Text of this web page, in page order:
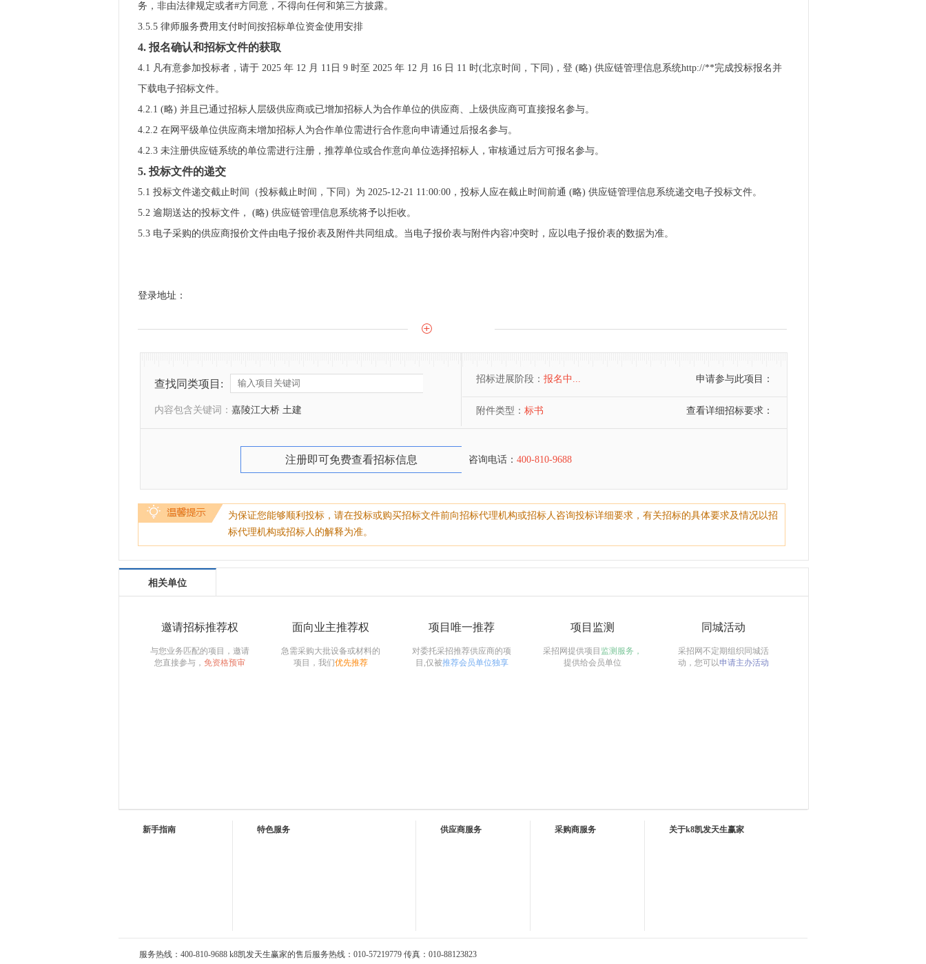
务，非由法律规定或者#方同意，不得向任何和第三方披露。
3.5.5 律师服务费用支付时间按招标单位资金使用安排
4. 报名确认和招标文件的获取
4.1 凡有意参加投标者，请于 2025 年 12 月 11日 9 时至 2025 年 12 月 16 日 11 时(北京时间，下同)，登 (略) 供应链管理信息系统http://**完成投标报名并
下载电子招标文件。
4.2.1 (略) 并且已通过招标人层级供应商或已增加招标人为合作单位的供应商、上级供应商可直接报名参与。
4.2.2 在网平级单位供应商未增加招标人为合作单位需进行合作意向申请通过后报名参与。
4.2.3 未注册供应链系统的单位需进行注册，推荐单位或合作意向单位选择招标人，审核通过后方可报名参与。
5. 投标文件的递交
5.1 投标文件递交截止时间（投标截止时间，下同）为 2025-12-21 11:00:00，投标人应在截止时间前通 (略) 供应链管理信息系统递交电子投标文件。
5.2 逾期送达的投标文件， (略) 供应链管理信息系统将予以拒收。
5.3 电子采购的供应商报价文件由电子报价表及附件共同组成。当电子报价表与附件内容冲突时，应以电子报价表的数据为准。
登录地址：
查找同类项目:
内容包含关键词： 嘉陵江大桥 土建
招标进展阶段： 报名中... 申请参与此项目：
附件类型： 标书 查看详细招标要求：
注册即可免费查看招标信息 咨询电话： 400-810-9688
为保证您能够顺利投标，请在投标或购买招标文件前向招标代理机构或招标人咨询投标详细要求，有关招标的具体要求及情况以招
标代理机构或招标人的解释为准。
相关单位
邀请招标推荐权
与您业务匹配的项目，邀请
您直接参与， 免资格预审
面向业主推荐权
急需采购大批设备或材料的
项目，我们优先推荐
项目唯一推荐
对委托采招推荐供应商的项
目,仅被推荐会员单位独享
项目监测
采招网提供项目 监测服务，
提供给会员单位
同城活动
采招网不定期组织同城活
动，您可以申请主办活动
新手指南 特色服务 供应商服务 采购商服务 关于k8凯发天生赢家
服务热线：400-810-9688 k8凯发天生赢家的售后服务热线：010-57219779 传真：010-88123823